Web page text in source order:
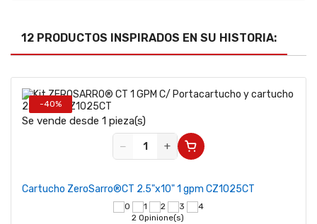
12 PRODUCTOS INSPIRADOS EN SU HISTORIA:
-40%
Se vende desde 1 pieza(s)
−
+
Cartucho ZeroSarro®CT 2.5"x10" 1 gpm CZ1025CT
2 Opinione(s)